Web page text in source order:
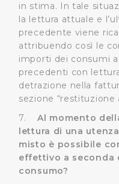
fruibile il sito web
la navigazione sulle
protette. In linea con le
dall’Utente e con i
cookie possono
traffico sul nostro sito
contenuti ed annunci e
l’Utente utilizza il
pubblicità e social
informazioni ricevute
in stima. In tale
la lettura attuale e
precedente viene
attribuendo così le
importi dei consumi
precedenti con
detrazione nella
sezione “restituzione
7.Al momento
lettura di una
misto è possibile
effettivo a seconda
consumo?